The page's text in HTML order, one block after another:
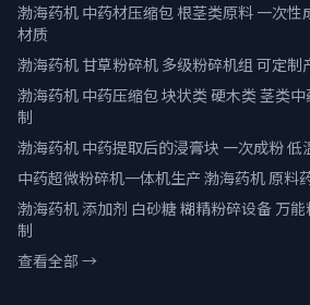
渤海药机 中药材压缩包 根茎类原料 一次性
材质
渤海药机 甘草粉碎机 多级粉碎机组 可定制
渤海药机 中药压缩包 块状类 硬木类 茎类
制
渤海药机 中药提取后的浸膏块 一次成粉 低
中药超微粉碎机一体机生产 渤海药机 原料
渤海药机 添加剂 白砂糖 糊精粉碎设备 万
制
查看全部 →